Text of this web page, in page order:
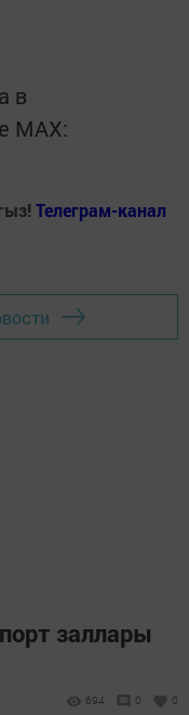
в
MАХ:
Телеграм-канал
заллары
694 0 0